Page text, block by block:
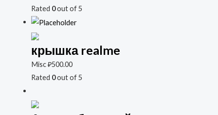
Rated 0out of 5
крышка realme
Misc₽500.00
Rated 0out of 5